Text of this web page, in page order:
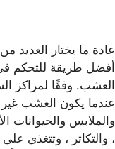
عادة ما يختار العديد
أفضل طريقة للتحكم
عندما يكون العشب
والملابس والحيوانات
، والتكاثر ، وتتغذى